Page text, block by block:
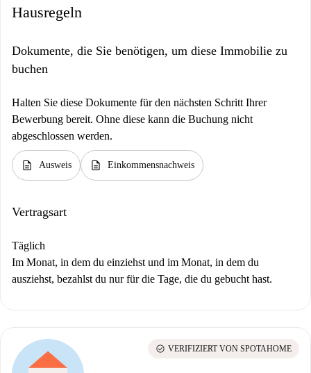
Hausregeln
Dokumente, die Sie benötigen, um diese Immobilie zu
buchen
Halten Sie diese Dokumente für den nächsten Schritt Ihrer
Bewerbung bereit. Ohne diese kann die Buchung nicht
abgeschlossen werden.
description Ausweis description Einkommensnachweis
Vertragsart
Täglich
Im Monat, in dem du einziehst und im Monat, in dem du
ausziehst, bezahlst du nur für die Tage, die du gebucht hast.
check_circle VERIFIZIERT VON SPOTAHOME